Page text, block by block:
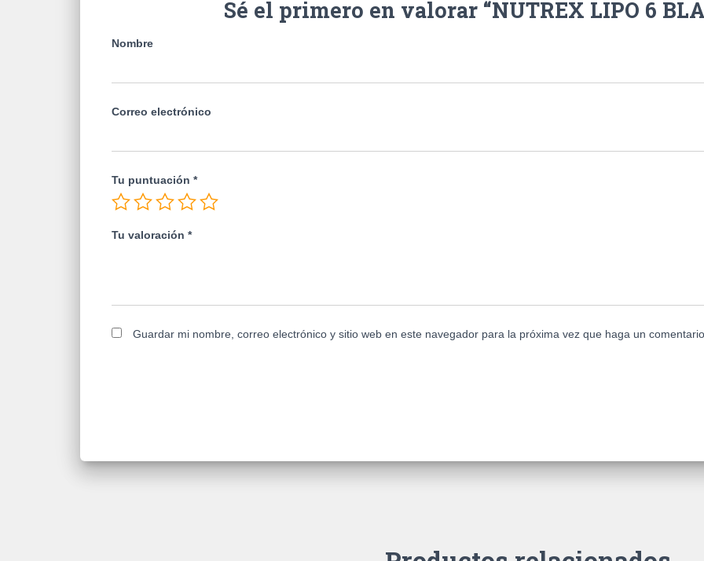
Sé el primero en valorar “NUTREX LIPO 6
Nombre
Correo electrónico
Tu puntuación *
Tu valoración *
Guardar mi nombre, correo electrónico y sitio web en este navegador para la próxima vez que haga un